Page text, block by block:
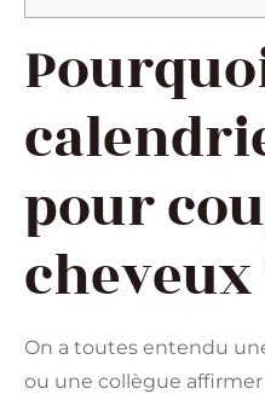
pour
cheveux
On a toutes entendu
ou une collègue affirmer